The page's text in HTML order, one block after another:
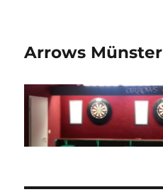
Arrows Münster